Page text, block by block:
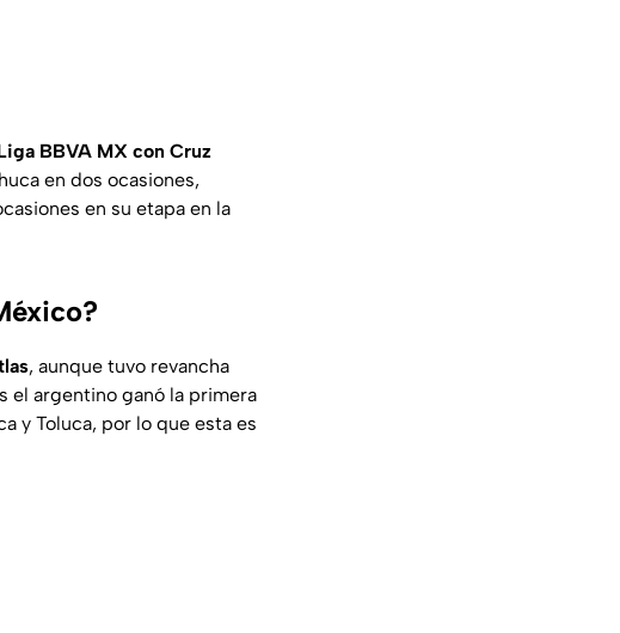
BBVA MX con Cruz
en dos ocasiones,
en su etapa en la
, aunque tuvo revancha
el argentino ganó la primera
y Toluca, por lo que esta es